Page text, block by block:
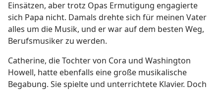
Einsätzen, aber trotz Opas Ermutigung engagierte
sich Papa nicht. Damals drehte sich für meinen Vater
alles um die Musik, und er war auf dem besten Weg,
Berufsmusiker zu werden.
Catherine, die Tochter von Cora und Washington
Howell, hatte ebenfalls eine große musikalische
Begabung. Sie spielte und unterrichtete Klavier. Doch